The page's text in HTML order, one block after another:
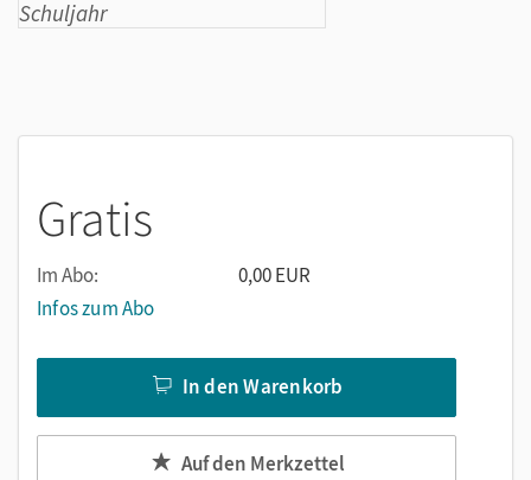
Gratis
Im Abo:
0,00 EUR
Infos zum Abo
In den Warenkorb
Auf den Merkzettel